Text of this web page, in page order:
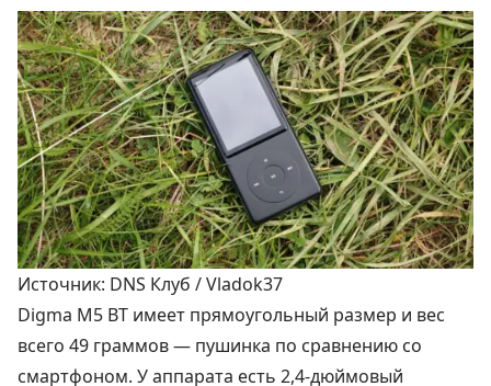
Источник: DNS Клуб / Vladok37
Digma M5 BT имеет прямоугольный размер и вес
всего 49 граммов — пушинка по сравнению со
смартфоном. У аппарата есть 2,4-дюймовый